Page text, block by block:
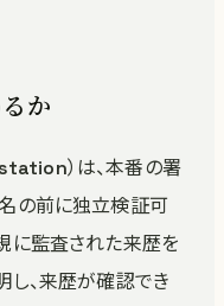
か
）は、本番の署
の前に独立検証可
に監査された来歴を
し、来歴が確認でき